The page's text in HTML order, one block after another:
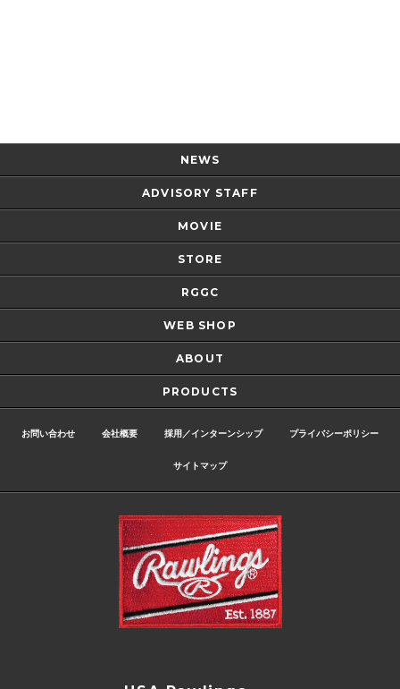
NEWS
ADVISORY STAFF
MOVIE
STORE
RGGC
WEB SHOP
ABOUT
PRODUCTS
お問い合わせ 会社概要 採用／インターンシップ プライバシーポリシー
サイトマップ